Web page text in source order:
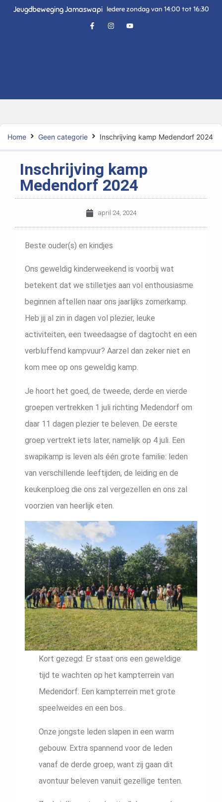
Jeugdbeweging Jamaswapi Iedere zondag van 14:00 tot 16:30
Home Geen categorie Inschrijving kamp Medendorf 2024
Inschrijving kamp
Medendorf 2024
april 24, 2024
Beste ouder(s) en kindjes
Ons geweldig kinderweekend is voorbij wat
betekent dat we stilletjes aan vol enthousiasme
beginnen aftellen naar ons jaarlijks zomerkamp.
Heb jij al zin in dagen vol plezier, leuke
activiteiten, een tweedaagse of dagtocht en een
verbluffend kampvuur? Aarzel dan zeker niet en
kom mee op ons geweldig kamp.
Je hoort het goed, de tweede, derde en vierde
groepen vertrekken 1 juli richting Medendorf om
daar 11 dagen plezier te beleven. De eerste
groep vertrekt iets later, namelijk op 4 juli. Een
swapikamp is leven als één grote familie: leden
van verschillende leeftijden, de leiding en de
keukenploeg die ons zal vergezellen en ons zal
voorzien van heerlijk eten.
Kort gezegd: Er staat ons een geweldige
tijd te wachten op het kampterrein van
Medendorf. Een kampterrein met grote
speelweides en een bos..
Onze jongste leden slapen in een warm
gebouw. Extra spannend voor de leden
vanaf de derde groep, want zij gaan dit
avontuur beleven vanuit gezellige tenten.